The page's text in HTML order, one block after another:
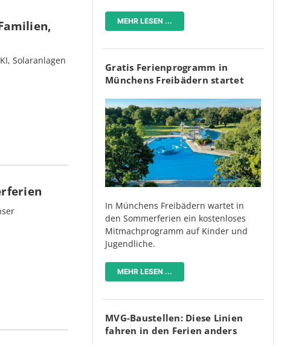
Solaranlagen
MEHR LESEN ...
Gratis Ferienprogramm in
Münchens Freibädern startet
In Münchens Freibädern wartet in
den Sommerferien ein kostenloses
Mitmachprogramm auf Kinder und
Jugendliche.
MEHR LESEN ...
MVG-Baustellen: Diese Linien
fahren in den Ferien anders